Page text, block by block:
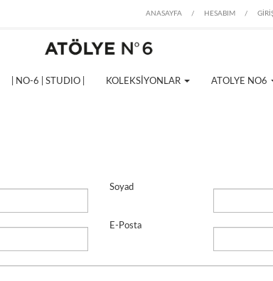
ANASAYFA / HESABIM /
| NO-6 | STUDIO | KOLEKSİYONLAR ATOLYE NO6
Soyad
E-Posta